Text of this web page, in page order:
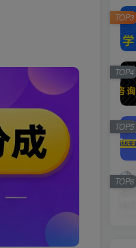
TOP3
TOP4
TOP5
TOP6